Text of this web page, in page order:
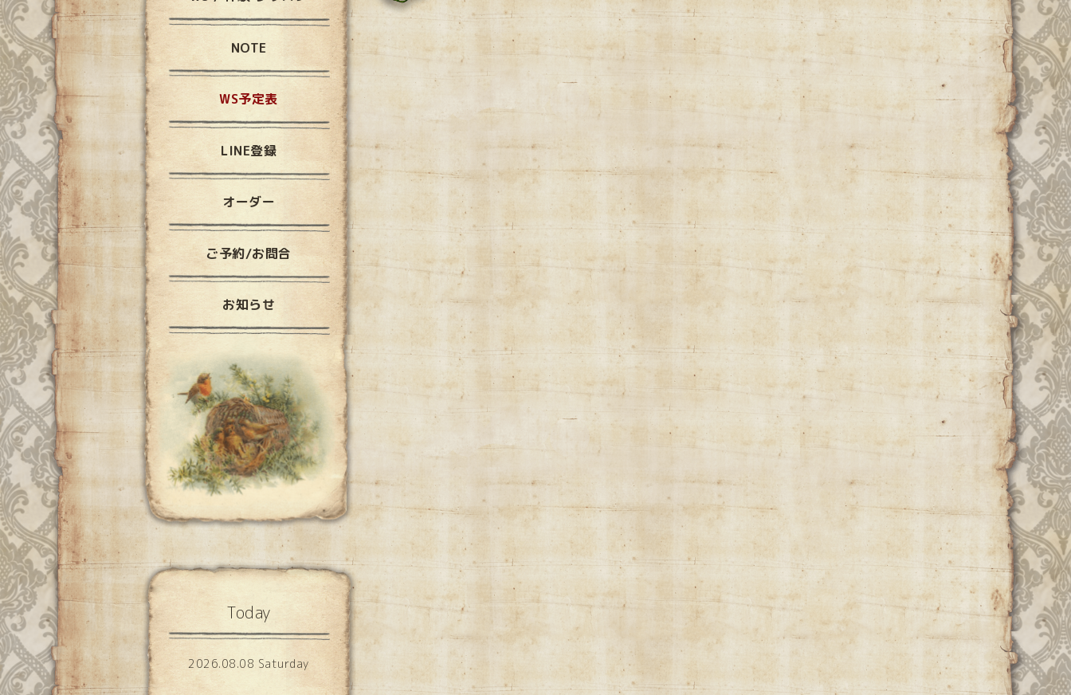
NOTE
WS予定表
LINE登録
オーダー
ご予約/お問合
お知らせ
Today
2026.08.08 Saturday